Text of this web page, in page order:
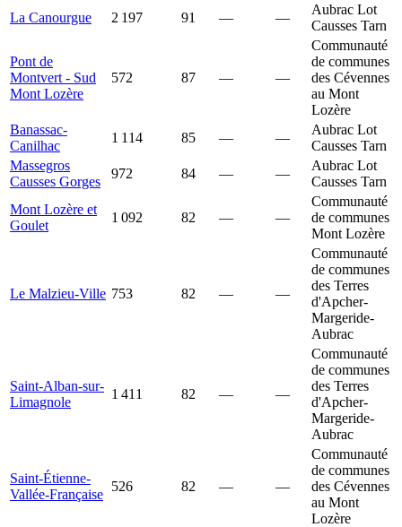
La Canourgue
2 197 91 — —
Aubrac Lot
Causses Tarn
Pont de
Montvert - Sud
Mont Lozère
572 87 — —
Communauté
de communes
des Cévennes
au Mont
Lozère
Banassac-
Canilhac
1 114 85 — —
Aubrac Lot
Causses Tarn
Massegros
Causses Gorges
972 84 — —
Aubrac Lot
Causses Tarn
Mont Lozère et
Goulet
1 092 82 — —
Communauté
de communes
Mont Lozère
Le Malzieu-Ville 753 82 — —
Communauté
de communes
des Terres
d'Apcher-
Margeride-
Aubrac
Saint-Alban-sur-
Limagnole
1 411 82 — —
Communauté
de communes
des Terres
d'Apcher-
Margeride-
Aubrac
Saint-Étienne-
Vallée-Française
526 82 — —
Communauté
de communes
des Cévennes
au Mont
Lozère